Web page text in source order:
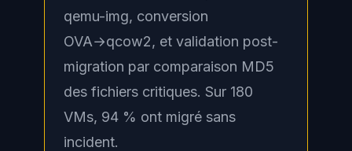
qemu-img, conversion
OVA→qcow2, et validation post-
migration par comparaison MD5
des fichiers critiques. Sur 180
VMs, 94 % ont migré sans
incident.